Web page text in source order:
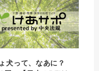
犬って、なあに？